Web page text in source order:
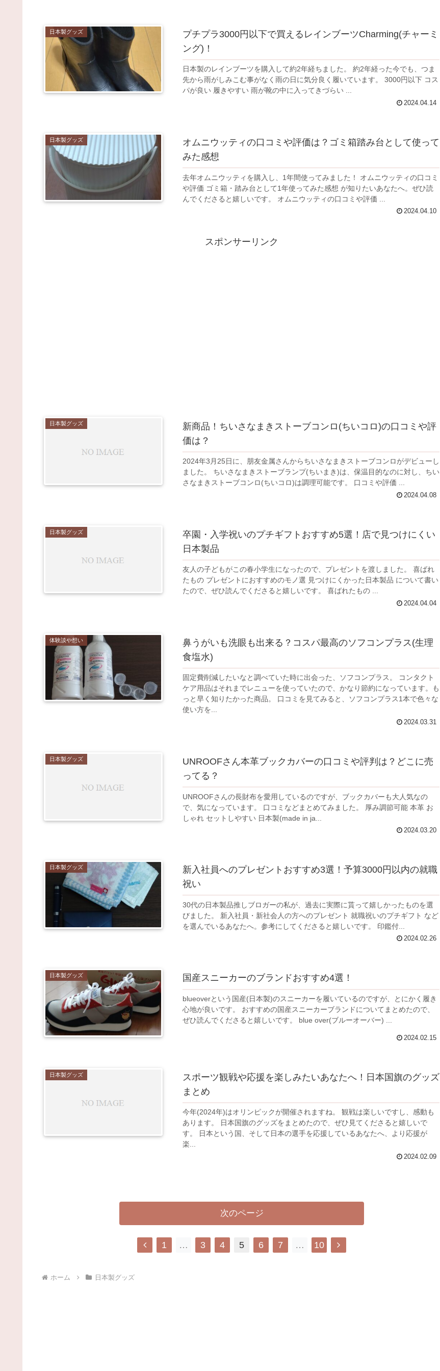
日本製グッズ
プチプラ3000円以下で買えるレインブーツCharming(チャーミ
ング)！
日本製のレインブーツを購入して約2年経ちました。 約2年経った今でも、つま
先から雨がしみこむ事がなく雨の日に気分良く履いています。 3000円以下 コス
パが良い 履きやすい 雨が靴の中に入ってきづらい ...
2024.04.14
日本製グッズ
オムニウッティの口コミや評価は？ゴミ箱踏み台として使って
みた感想
去年オムニウッティを購入し、1年間使ってみました！ オムニウッティの口コミ
や評価 ゴミ箱・踏み台として1年使ってみた感想 が知りたいあなたへ。ぜひ読
2024.04.10
スポンサーリンク
日本製グッズ
新商品！ちいさなまきストーブコンロ(ちいコロ)の口コミや評
価は？
2024年3月25日に、朋友金属さんからちいさなまきストーブコンロがデビューし
ました。 ちいさなまきストーブランプ(ちいまき)は、保温目的なのに対し、ちい
2024.04.08
日本製グッズ
卒園・入学祝いのプチギフトおすすめ5選！店で見つけにくい
日本製品
友人の子どもがこの春小学生になったので、プレゼントを渡しました。 喜ばれ
たもの プレゼントにおすすめのモノ選 見つけにくかった日本製品 について書い
たので、ぜひ読んでくださると嬉しいです。 喜ばれたもの ...
2024.04.04
体験談や想い
鼻うがいも洗眼も出来る？コスパ最高のソフコンプラス(生理
食塩水)
固定費削減したいなと調べていた時に出会った、ソフコンプラス。 コンタクト
ケア用品はそれまでレニューを使っていたので、かなり節約になっています。も
っと早く知りたかった商品。 口コミを見てみると、ソフコンプラス1本で色々な
使い方を...
2024.03.31
日本製グッズ
UNROOFさん本革ブックカバーの口コミや評判は？どこに売
ってる？
UNROOFさんの長財布を愛用しているのですが、ブックカバーも大人気なの
で、気になっています。 口コミなどまとめてみました。 厚み調節可能 本革 お
しゃれ セットしやすい 日本製(made in ja...
2024.03.20
日本製グッズ
新入社員へのプレゼントおすすめ3選！予算3000円以内の就職
祝い
30代の日本製品推しブロガーの私が、過去に実際に貰って嬉しかったものを選
びました。 新入社員・新社会人の方へのプレゼント 就職祝いのプチギフト など
を選んでいるあなたへ。参考にしてくださると嬉しいです。 印鑑付...
2024.02.26
日本製グッズ 国産スニーカーのブランドおすすめ4選！
blueoverという国産(日本製)のスニーカーを履いているのですが、とにかく履き
心地が良いです。 おすすめの国産スニーカーブランドについてまとめたので、
ぜひ読んでくださると嬉しいです。 blue over(ブルーオーバー) ...
2024.02.15
日本製グッズ
スポーツ観戦や応援を楽しみたいあなたへ！日本国旗のグッズ
まとめ
今年(2024年)はオリンピックが開催されますね。 観戦は楽しいですし、感動も
あります。 日本国旗のグッズをまとめたので、ぜひ見てくださると嬉しいで
す。 日本という国、そして日本の選手を応援しているあなたへ、より応援が
楽...
2024.02.09
次のページ
1 … 3 4 5 6 7 … 10
ホーム 日本製グッズ